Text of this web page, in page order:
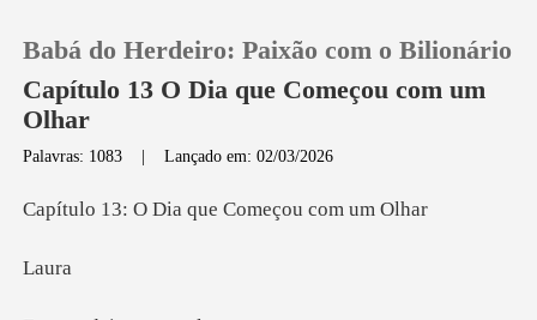
Histórico
Babá do Herdeiro: Paixão com o Bilionário
Capítulo 13 O Dia que Começou com um
Olhar
Palavras: 1083 |Lançado em: 02/03/2026
Dia que Começ
a